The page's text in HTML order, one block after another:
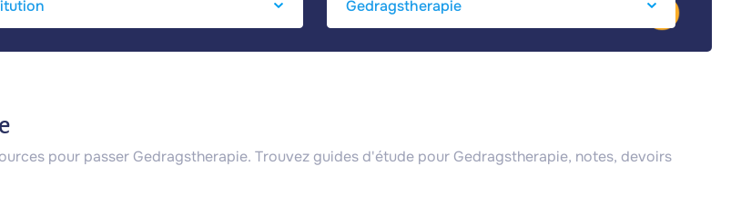
pour passer Gedragstherapie. Trouvez guides d'étude pour Gedragstherapie, notes, devoirs